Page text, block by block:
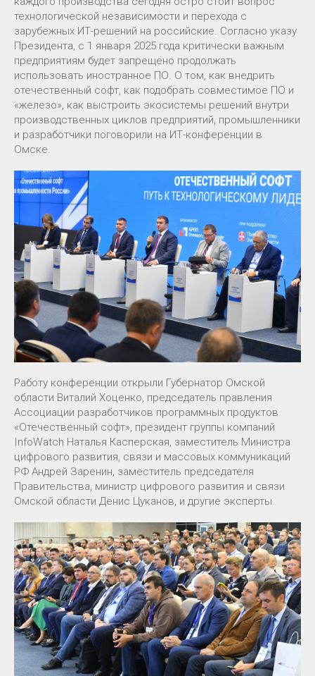
технологической независимости и перехода с
зарубежных ИТ-решений на российские. Согласно указу
Президента, с 1 января 2025 года критически важным
предприятиям будет запрещено продолжать
использовать иностранное ПО. О том, как внедрить
отечественный софт, как подобрать совместимое ПО и
«железо», как выстроить экосистемы решений внутри
производственных циклов предприятий, промышленники
и разработчики поговорили на ИТ-конференции в
Омске.
Работу конференции открыли Губернатор Омской
области Виталий Хоценко, председатель правления
Ассоциации разработчиков программных продуктов
«Отечественный софт», президент группы компаний
InfoWatch Наталья Касперская, заместитель Министра
цифрового развития, связи и массовых коммуникаций
РФ Андрей Заренин, заместитель председателя
Правительства, министр цифрового развития и связи
Омской области Денис Цуканов, и другие эксперты.